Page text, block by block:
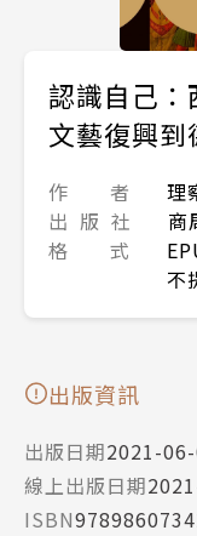
認識自己
文藝復興到
作 者
理
出 版 社
商
格 式
不
出版資訊
出版日期2021-
線上出版日期
ISBN